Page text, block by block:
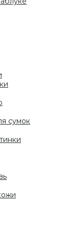
сумок